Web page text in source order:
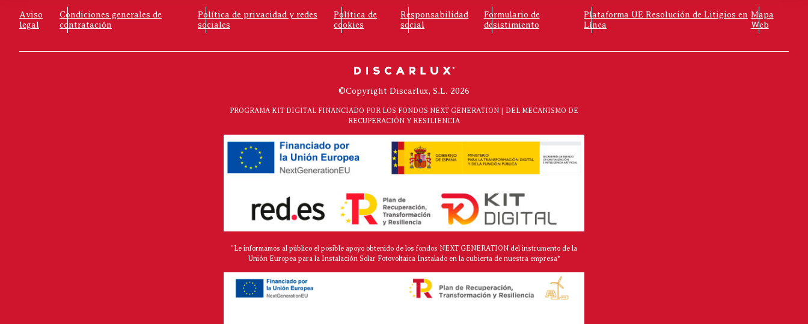
Aviso
legal
Condiciones generales de
contratación
Política de privacidad y redes
sociales
Política de
cookies
Responsabilidad
social
Formulario de
desistimiento
Plataforma UE Resolución de Litigios en
Línea
Mapa
Web
©Copyright Discarlux, S.L. 2026
PROGRAMA KIT DIGITAL FINANCIADO POR LOS FONDOS NEXT GENERATION | DEL MECANISMO DE
RECUPERACIÓN Y RESILIENCIA
"Le informamos al público el posible apoyo obtenido de los fondos NEXT GENERATION del instrumento de la
Unión Europea para la Instalación Solar Fotovoltaica Instalado en la cubierta de nuestra empresa*